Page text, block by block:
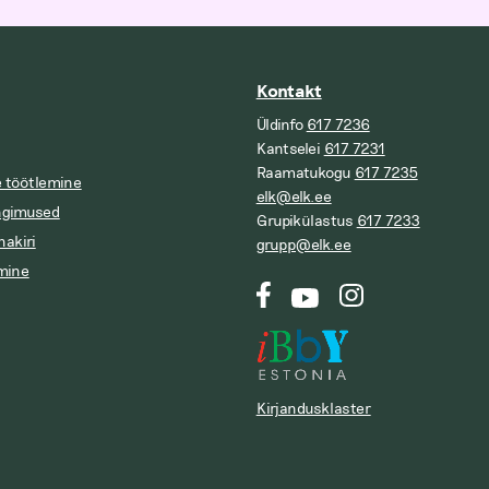
töötlemine
Kontakt
Üldinfo 617 7236
Kantselei 617 7231
Raamatukogu 617 7235
elk@elk.ee
Grupikülastus 617 7233
grupp@elk.ee
Kirjandusklaster